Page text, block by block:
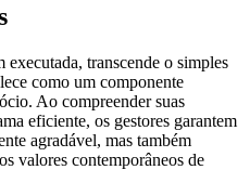
transcende o simples
como um componente
Ao compreender suas
eficiente, os gestores garantem
agradável, mas também
valores contemporâneos de